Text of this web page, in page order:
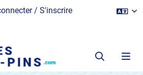
/ S'inscrire